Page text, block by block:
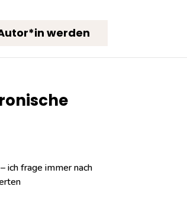
werden
ich frage immer nach